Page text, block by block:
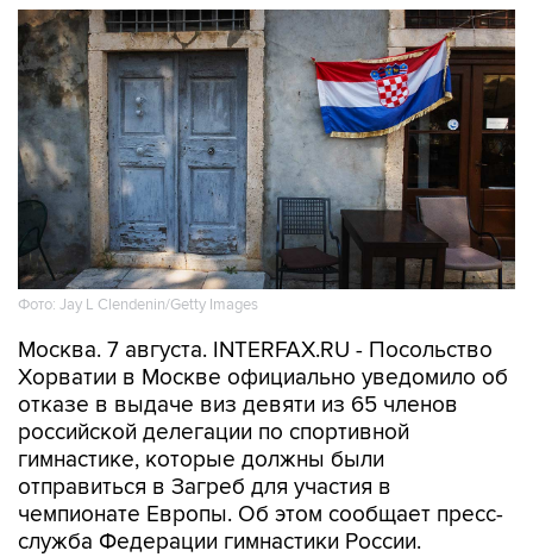
Фото: Jay L Clendenin/Getty Images
Москва. 7 августа. INTERFAX.RU - Посольство
Хорватии в Москве официально уведомило об
отказе в выдаче виз девяти из 65 членов
российской делегации по спортивной
гимнастике, которые должны были
отправиться в Загреб для участия в
чемпионате Европы. Об этом сообщает пресс-
служба Федерации гимнастики России.